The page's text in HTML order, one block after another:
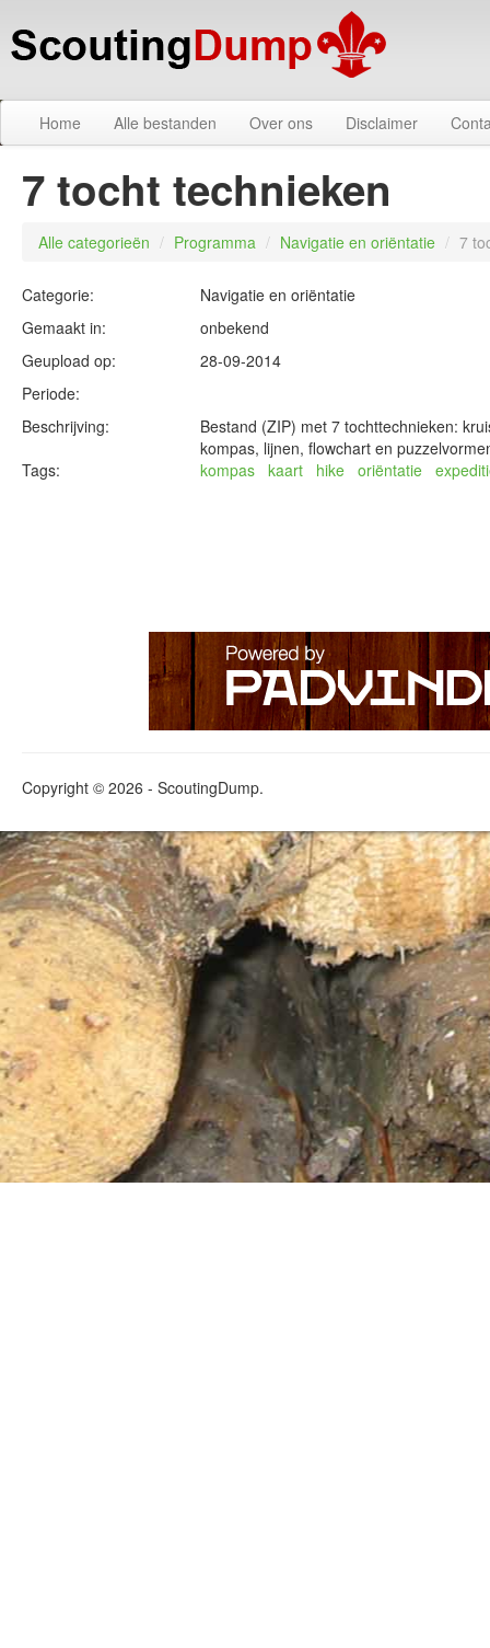
Home Alle bestanden Over ons Disclaimer
7 tocht technieken
Alle categorieën / Programma / Navigatie en oriëntatie / 7
Categorie:
Navigatie en oriëntatie
Gemaakt in:
onbekend
Geupload op:
28-09-2014
Periode:
Beschrijving:
Bestand (ZIP) met 7 tochttechnieken:
kompas, lijnen, flowchart en
Tags:
kompas kaart hike oriëntatie
Copyright © 2026 - ScoutingDump.